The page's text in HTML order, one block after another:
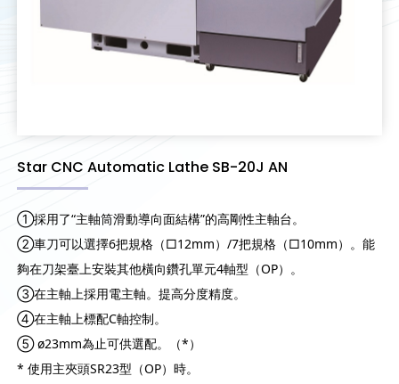
Star CNC Automatic Lathe SB-20J AN
①採用了“主軸筒滑動導向面結構”的高剛性主軸台。
②車刀可以選擇6把規格（□12mm）/7把規格（□10mm）。能
夠在刀架臺上安裝其他橫向鑽孔單元4軸型（OP）。
③在主軸上採用電主軸。提高分度精度。
④在主軸上標配C軸控制。
⑤ ø23mm為止可供選配。（*）
* 使用主夾頭SR23型（OP）時。